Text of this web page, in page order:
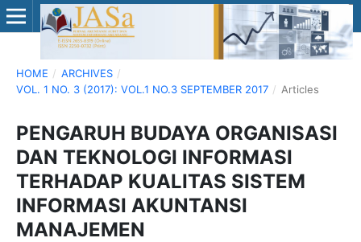
HOME / ARCHIVES /
VOL. 1 NO. 3 (2017): VOL.1 NO.3 SEPTEMBER 2017 / Articles
PENGARUH BUDAYA ORGANISASI
DAN TEKNOLOGI INFORMASI
TERHADAP KUALITAS SISTEM
INFORMASI AKUNTANSI
MANAJEMEN